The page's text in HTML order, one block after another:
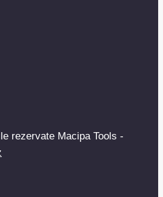
rezervate Macipa Tools -